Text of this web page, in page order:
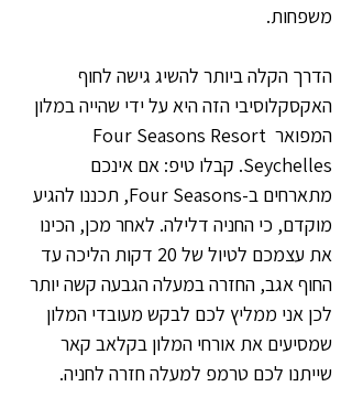
משפחות.
הדרך הקלה ביותר להשיג גישה לחוף
האקסקלוסיבי הזה היא על ידי שהייה במלון
המפואר Four Seasons Resort
Seychelles. קבלו טיפ: אם אינכם
מתארחים ב-Four Seasons, תכננו להגיע
מוקדם, כי החניה דלילה. לאחר מכן, הכינו
את עצמכם לטיול של 20 דקות הליכה עד
החוף אגב, החזרה במעלה הגבעה קשה יותר
לכן אני ממליץ לכם לבקש מעובדי המלון
שמסיעים את אורחי המלון בקלאב קאר
שייתנו לכם טרמפ למעלה חזרה לחניה.